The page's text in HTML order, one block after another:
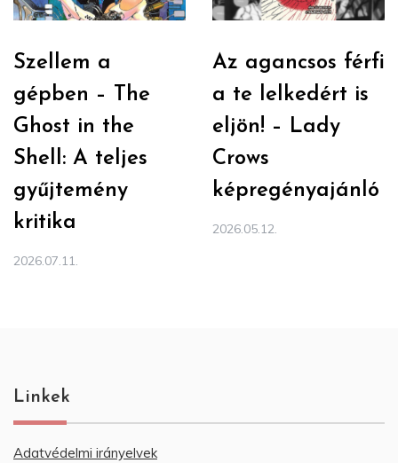
Szellem a
gépben – The
Ghost in the
Shell: A teljes
gyűjtemény
kritika
2026.07.11.
Az agancsos férfi
a te lelkedért is
eljön! – Lady
Crows
képregényajánló
2026.05.12.
Linkek
Adatvédelmi irányelvek